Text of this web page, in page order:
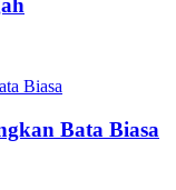
Bata Biasa